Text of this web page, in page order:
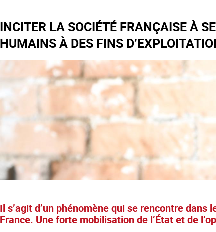
INCITER LA SOCIÉTÉ FRANÇAISE À
HUMAINS À DES FINS
Il s’agit d’un phénomène qui se rencontre
France. Une forte mobilisation de l’État et de